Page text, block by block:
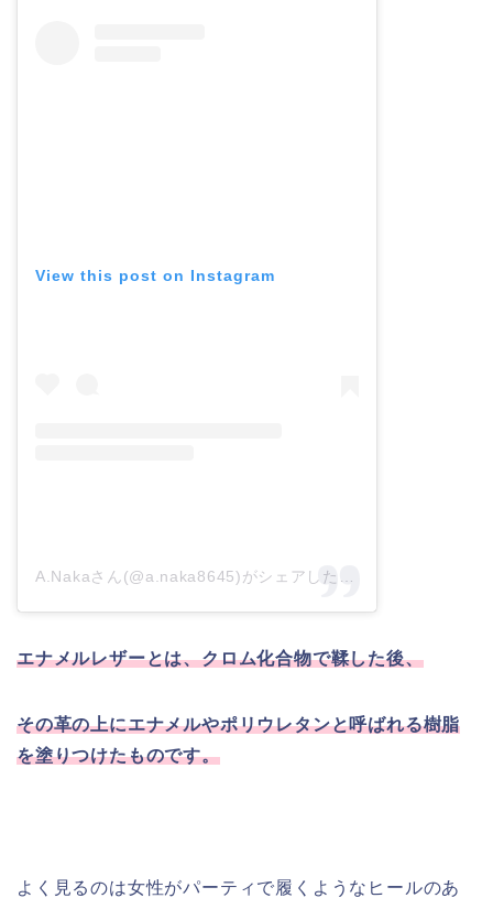
View this post on Instagram
エナメルレザーとは、クロム化合物で鞣した後、
その革の上にエナメルやポリウレタンと呼ばれる樹脂
を塗りつけたものです。
よく見るのは女性がパーティで履くようなヒールのあ